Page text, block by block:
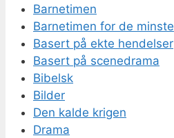
Barnetimen
Barnetimen for de minste
Basert på ekte hendelser
Basert på scenedrama
Bibelsk
Bilder
Den kalde krigen
Drama